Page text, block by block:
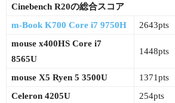
Cinebench R20の総合スコア
m-Book K700 Core i7 9750H
2643pts
mouse x400HS Core i7
8565U
1448pts
mouse X5 Ryen 5 3500U
1371pts
Celeron 4205U
254pts